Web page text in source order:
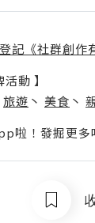
登記《社群創作
動 】
旅遊 丶 美食 丶
啦！發掘更多